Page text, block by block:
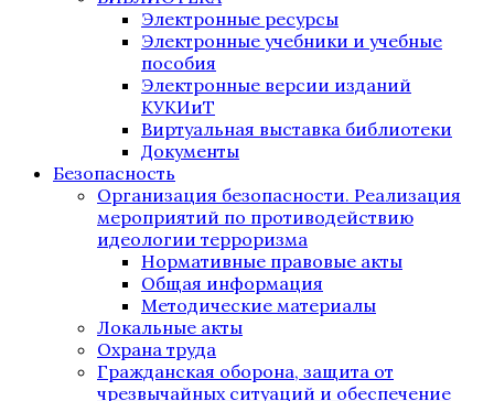
Электронные ресурсы
Электронные учебники и учебные
пособия
Электронные версии изданий
КУКИиТ
Виртуальная выставка библиотеки
Документы
Безопасность
Организация безопасности. Реализация
мероприятий по противодействию
идеологии терроризма
Нормативные правовые акты
Общая информация
Методические материалы
Локальные акты
Охрана труда
Гражданская оборона, защита от
чрезвычайных ситуаций и обеспечение